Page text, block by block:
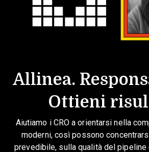
Allinea.
Ottieni
Aiutiamo i CRO a orientarsi nella
moderni, così possono
prevedibile, sulla qualità del pipeline